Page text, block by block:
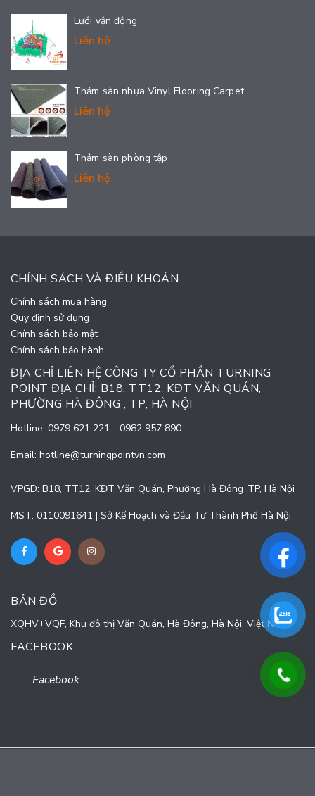
Lưới vận động
Liên hệ
Thảm sàn nhựa Vinyl Flooring Carpet
Liên hệ
Thảm sàn phòng tập
Liên hệ
CHÍNH SÁCH VÀ ĐIỀU KHOẢN
Chính sách mua hàng
Quy định sử dụng
Chính sách bảo mật
Chính sách bảo hành
ĐỊA CHỈ LIÊN HỆ CÔNG TY CỔ PHẦN TURNING
POINT ĐỊA CHỈ: B18, TT12, KĐT VĂN QUÁN,
PHƯỜNG HÀ ĐÔNG , TP, HÀ NỘI
Hotline: 0979 621 221 - 0982 957 890
Email: hotline@turningpointvn.com
VPGD: B18, TT12, KĐT Văn Quán, Phường Hà Đông ,TP, Hà Nội
MST: 0110091641 | Sở Kế Hoạch và Đầu Tư Thành Phố Hà Nội
BẢN ĐỒ
XQHV+VQF, Khu đô thị Văn Quán, Hà Đông, Hà Nội, Việt Nam
FACEBOOK
Facebook